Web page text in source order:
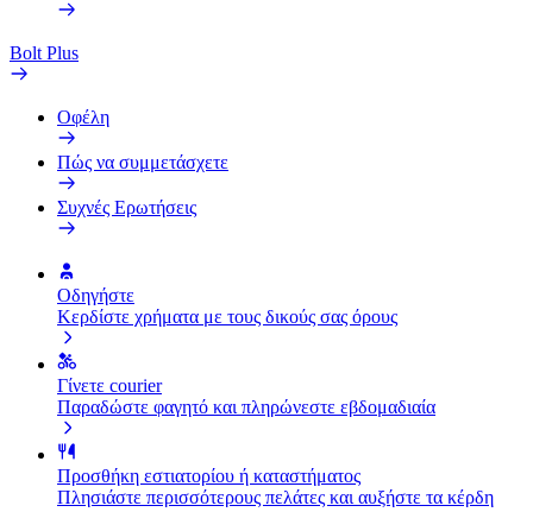
Bolt Plus
Οφέλη
Πώς να συμμετάσχετε
Συχνές Ερωτήσεις
Οδηγήστε
Κερδίστε χρήματα με τους δικούς σας όρους
Γίνετε courier
Παραδώστε φαγητό και πληρώνεστε εβδομαδιαία
Προσθήκη εστιατορίου ή καταστήματος
Πλησιάστε περισσότερους πελάτες και αυξήστε τα κέρδη